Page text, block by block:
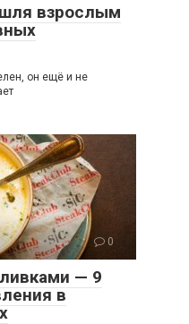
взрослым
он ещё и не
0
— 9
в